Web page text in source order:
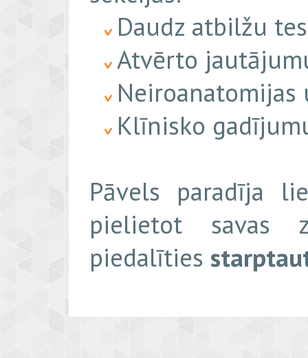
Daudz atbilžu
Atvērto
Klīnisko
Pāvels paradīja
pielietot savas
piedalīties